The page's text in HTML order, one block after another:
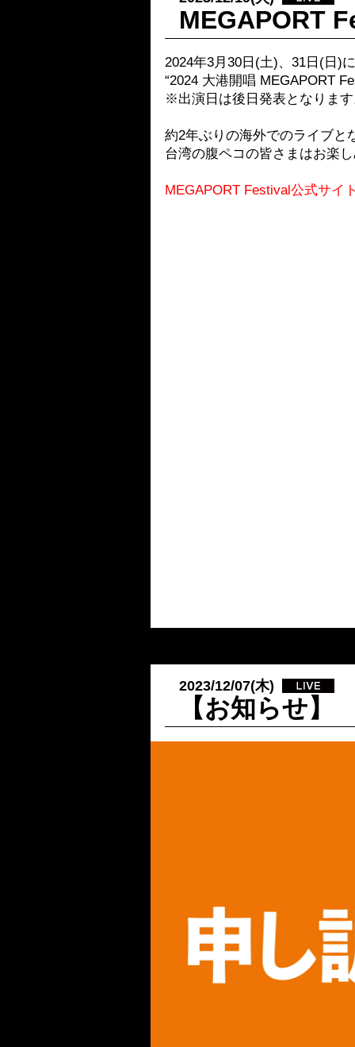
MEGAPORT
2024年3月30日(土)、31日(日)
“2024 大港開唱 MEGAPORT
※出演日は後日発表となりま
約2年ぶりの海外でのライブと
台湾の腹ペコの皆さまはお楽
MEGAPORT Festival公式サイ
2023/12/07(木)
【お知らせ】